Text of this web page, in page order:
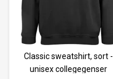
Classic sweatshirt, sort -
unisex collegegenser